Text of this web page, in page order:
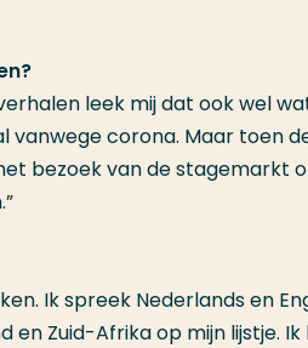
leek mij dat ook wel
vanwege corona. Maar toen
bezoek van de stagemarkt
Ik spreek Nederlands en
en Zuid-Afrika op mijn lijstje. Ik